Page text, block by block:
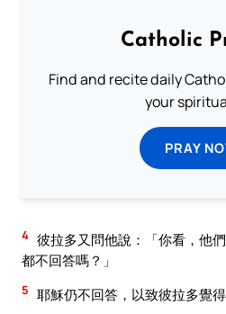
Catholic
Find and recite daily
your
PRAY
4 彼拉多又問他說：「你看，他
都不回答嗎？」
5 耶穌仍不回答，以致彼拉多覺得